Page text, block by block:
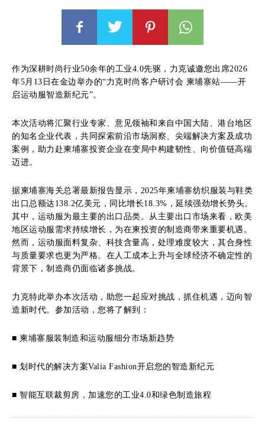
作为深耕时尚行业50余年的工业4.0先驱，力克诚邀您出席2026
年5月13日在金边举办的“力克时尚客户研讨会 柬埔寨站——开
启运动服智造新纪元”。
本次活动将汇聚行业专家、意见领袖和来自中国大陆、港台地区
的知名企业代表，共同探索前沿市场洞察、尖端解决方案及成功
案例，助力赴柬埔寨投资企业在变局中构建韧性、向价值链高端
迈进。
据柬埔寨海关总署最新报告显示，2025年柬埔寨纺织服装与鞋类
出口总额达138.2亿美元，同比增长18.3%，延续强劲增长势头。
其中，运动服为最主要的出口品类。从主要出口市场来看，欧美
地区运动服需求持续增长，为在柬投资的制造商带来重要机遇。
然而，运动服面料复杂、科技含量高，处理难度较大，其合身性
与质量要求也更为严格。在人工成本上升与全球经济不确定性的
背景下，制造商仍面临诸多挑战。
力克特此举办本次活动，助您一起应对挑战，抓住机遇，迈向智
造新时代。参加活动，您将了解到：
■ 柬埔寨服装制造和运动服细分市场新趋势
■ 划时代的解决方案Valia Fashion开启您的智造新纪元
■ 智能互联裁剪房，加速您的工业4.0和绿色制造旅程